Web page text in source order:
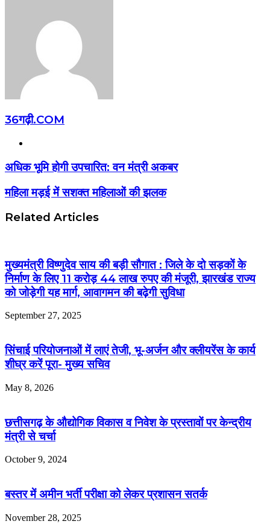
36गढ़ी.COM
अधिक भूमि होगी उपचारित: वन मंत्री अकबर
महिला मड़ई में सशक्त महिलाओं की झलक
Related Articles
मुख्यमंत्री विष्णुदेव साय की बड़ी सौगात : जिले के दो सड़कों के
निर्माण के लिए 11 करोड़ 44 लाख रुपए की मंजूरी, झारखंड राज्य
को जोड़ेगी यह मार्ग, आवागमन की बढ़ेगी सुविधा
September 27, 2025
सिंचाई परियोजनाओं में लाएं तेजी, भू-अर्जन और क्लीयरेंस के कार्य
शीघ्र करें पूरा- मुख्य सचिव
May 8, 2026
छत्तीसगढ़ के औद्योगिक विकास व निवेश के प्रस्तावों पर केन्द्रीय
मंत्री से चर्चा
October 9, 2024
बस्तर में अमीन भर्ती परीक्षा को लेकर प्रशासन सतर्क
November 28, 2025